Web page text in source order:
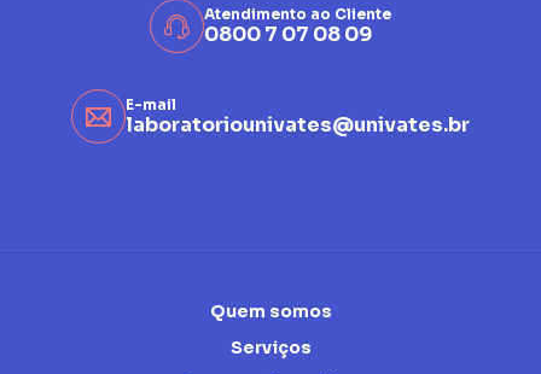
Atendimento ao Cliente
0800 7 07 08 09
E-mail
laboratoriounivates@univates.br
Quem somos
Serviços